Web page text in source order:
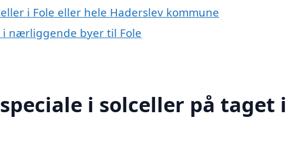
i Fole eller hele Haderslev kommune
i nærliggende byer til Fole
i solceller på taget i